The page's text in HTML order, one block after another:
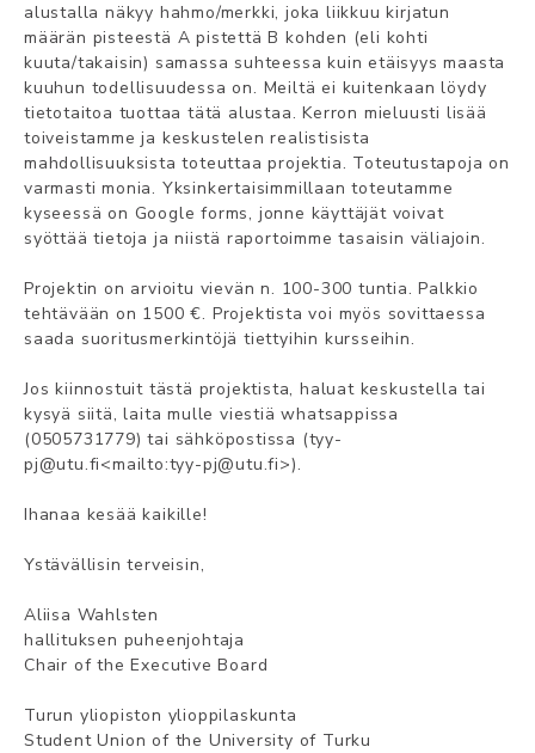
alustalla näkyy hahmo/merkki, joka liikkuu kirjatun
määrän pisteestä A pistettä B kohden (eli kohti
kuuta/takaisin) samassa suhteessa kuin etäisyys maasta
kuuhun todellisuudessa on. Meiltä ei kuitenkaan löydy
tietotaitoa tuottaa tätä alustaa. Kerron mieluusti lisää
toiveistamme ja keskustelen realistisista
mahdollisuuksista toteuttaa projektia. Toteutustapoja on
varmasti monia. Yksinkertaisimmillaan toteutamme
kyseessä on Google forms, jonne käyttäjät voivat
syöttää tietoja ja niistä raportoimme tasaisin väliajoin.
Projektin on arvioitu vievän n. 100-300 tuntia. Palkkio
tehtävään on 1500 €. Projektista voi myös sovittaessa
saada suoritusmerkintöjä tiettyihin kursseihin.
Jos kiinnostuit tästä projektista, haluat keskustella tai
kysyä siitä, laita mulle viestiä whatsappissa
(0505731779) tai sähköpostissa (tyy-
pj@utu.fi<mailto:tyy-pj@utu.fi>).
Ihanaa kesää kaikille!
Ystävällisin terveisin,
Aliisa Wahlsten
hallituksen puheenjohtaja
Chair of the Executive Board
Turun yliopiston ylioppilaskunta
Student Union of the University of Turku